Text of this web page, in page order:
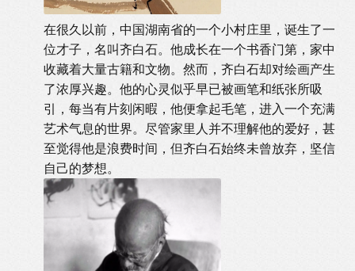
在很久以前，中国湖南省的一个小村庄里，诞生了一
位才子，名叫齐白石。他成长在一个书香门第，家中
收藏着大量古籍和文物。然而，齐白石却对绘画产生
了浓厚兴趣。他的心灵似乎早已被画笔和纸张所吸
引，每当有片刻闲暇，他便拿起毛笔，进入一个充满
艺术气息的世界。尽管家里人并不理解他的爱好，甚
至觉得他是浪费时间，但齐白石始终未曾放弃，坚信
自己的梦想。